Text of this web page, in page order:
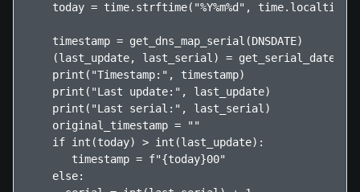
today = time.strftime("%Y%m%d",
    timestamp = get_dns_map_serial(DNSDATE)
(last_update, last_serial) =
    print("Timestamp:", timestamp)
    print("Last update:", last_update)
    print("Last serial:", last_serial)
    original_timestamp = ""
    if int(today) > int(last_update):
       timestamp = f"{today}00"
    else: